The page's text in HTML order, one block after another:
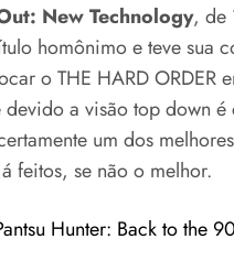
New Technology, de
homônimo e teve sua
o THE HARD ORDER
devido a visão top down
um dos
feitos, se não o melhor.
Hunter: Back to the